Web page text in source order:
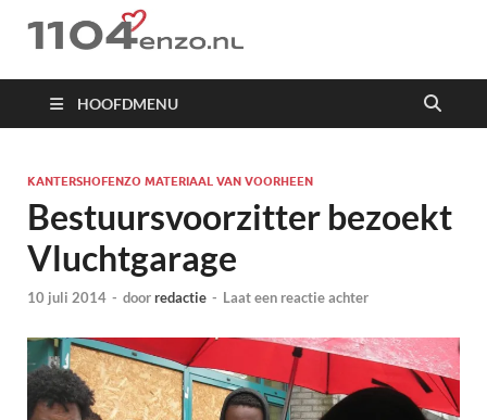
1104 en zo
HOOFDMENU
KANTERSHOFENZO MATERIAAL VAN VOORHEEN
Bestuursvoorzitter bezoekt
Vluchtgarage
10 juli 2014 - doorredactie - Laat een reactie achter